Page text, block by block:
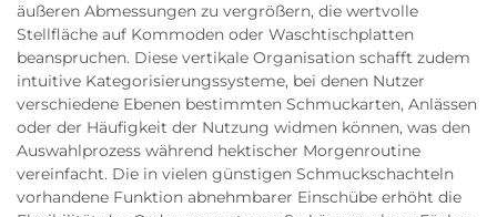
äußeren Abmessungen zu vergrößern, die wertvolle
Stellfläche auf Kommoden oder Waschtischplatten
beanspruchen. Diese vertikale Organisation schafft zudem
intuitive Kategorisierungssysteme, bei denen Nutzer
verschiedene Ebenen bestimmten Schmuckarten, Anlässen
oder der Häufigkeit der Nutzung widmen können, was den
Auswahlprozess während hektischer Morgenroutine
vereinfacht. Die in vielen günstigen Schmuckschachteln
vorhandene Funktion abnehmbarer Einschübe erhöht die